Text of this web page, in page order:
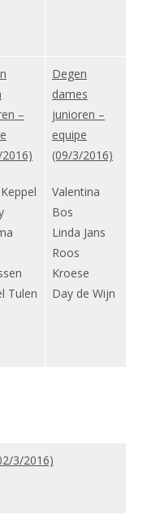
–
Tulen
Degen
dames
junioren –
equipe
(09/3/2016)
Valentina
Bos
Linda Jans
Roos
Kroese
Day de Wijn
3/2016)